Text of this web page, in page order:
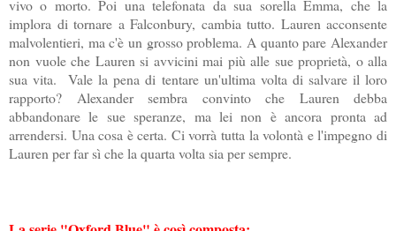
vivo o morto. Poi una telefonata da sua sorella Emma, che la
implora di tornare a Falconbury, cambia tutto. Lauren acconsente
malvolentieri, ma c'è un grosso problema. A quanto pare Alexander
non vuole che Lauren si avvicini mai più alle sue proprietà, o alla
sua vita. Vale la pena di tentare un'ultima volta di salvare il loro
rapporto? Alexander sembra convinto che Lauren debba
abbandonare le sue speranze, ma lei non è ancora pronta ad
arrendersi. Una cosa è certa. Ci vorrà tutta la volontà e l'impegno di
Lauren per far sì che la quarta volta sia per sempre.